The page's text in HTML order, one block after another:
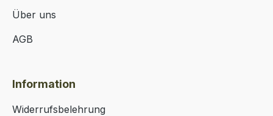
Über uns
AGB
Information
Widerrufsbelehrung